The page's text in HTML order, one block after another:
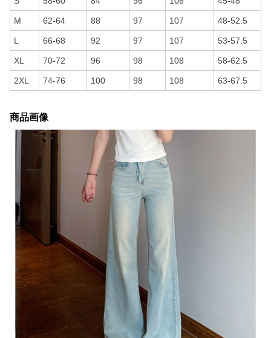
M 62-64 88 97 107 48-52.5
L 66-68 92 97 107 53-57.5
XL 70-72 96 98 108 58-62.5
2XL 74-76 100 98 108 63-67.5
商品画像